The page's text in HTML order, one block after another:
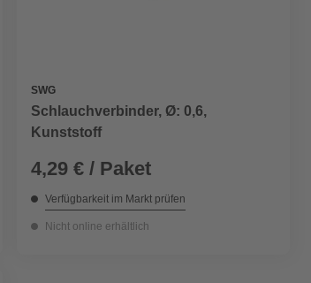
SWG
Schlauchverbinder, Ø: 0,6,
Kunststoff
4,29 € / Paket
Verfügbarkeit im Markt prüfen
Nicht online erhältlich